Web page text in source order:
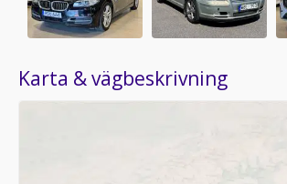
Karta & vägbeskrivning